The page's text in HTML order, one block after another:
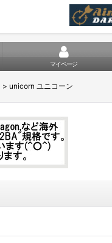
マイページ
> unicorn ユニコーン